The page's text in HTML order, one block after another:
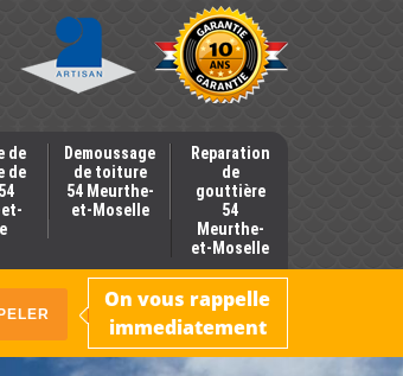
de
de
Demoussage
de toiture
54 Meurthe-
et-Moselle
Reparation
de
gouttière
54
Meurthe-
et-Moselle
On vous rappelle
immediatement